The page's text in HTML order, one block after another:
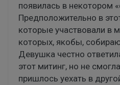
появилась в некотором
Предположительно в
которые участвовали в
которых, якобы,
Девушка честно
этот митинг, но не
пришлось уехать в